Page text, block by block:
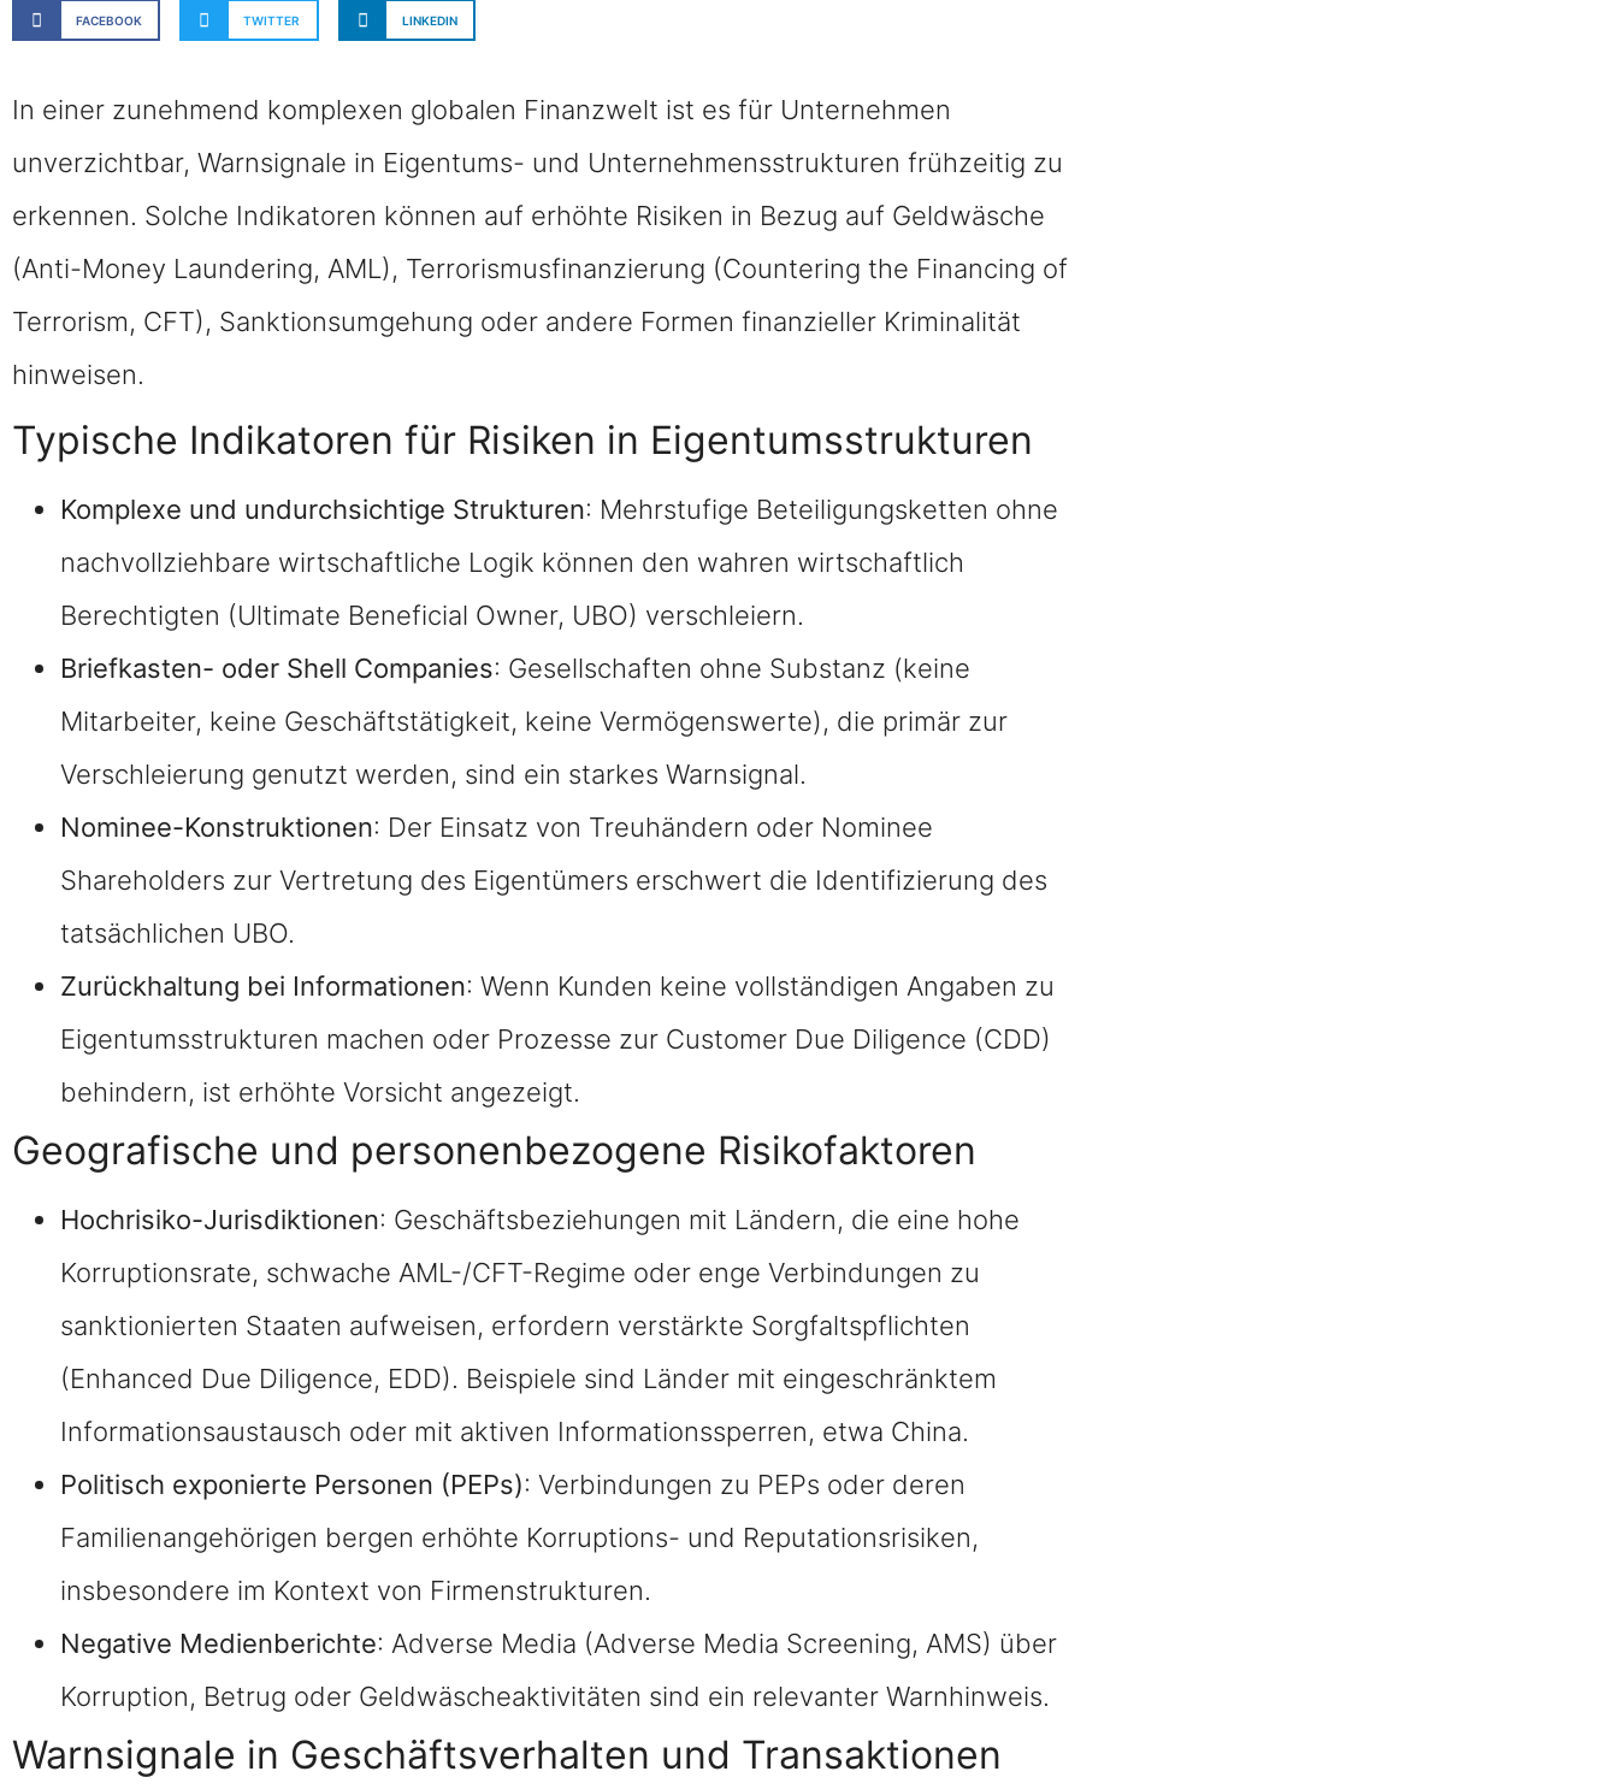
FACEBOOK TWITTER LINKEDIN
In einer zunehmend komplexen globalen Finanzwelt ist es für Unternehmen
unverzichtbar, Warnsignale in Eigentums- und Unternehmensstrukturen frühzeitig zu
erkennen. Solche Indikatoren können auf erhöhte Risiken in Bezug auf Geldwäsche
(Anti-Money Laundering, AML), Terrorismusfinanzierung (Countering the Financing of
Terrorism, CFT), Sanktionsumgehung oder andere Formen finanzieller Kriminalität
hinweisen.
Typische Indikatoren für Risiken in Eigentumsstrukturen
Komplexe und undurchsichtige Strukturen: Mehrstufige Beteiligungsketten ohne
nachvollziehbare wirtschaftliche Logik können den wahren wirtschaftlich
Berechtigten (Ultimate Beneficial Owner, UBO) verschleiern.
Briefkasten- oder Shell Companies: Gesellschaften ohne Substanz (keine
Mitarbeiter, keine Geschäftstätigkeit, keine Vermögenswerte), die primär zur
Verschleierung genutzt werden, sind ein starkes Warnsignal.
Nominee-Konstruktionen: Der Einsatz von Treuhändern oder Nominee
Shareholders zur Vertretung des Eigentümers erschwert die Identifizierung des
tatsächlichen UBO.
Zurückhaltung bei Informationen: Wenn Kunden keine vollständigen Angaben zu
Eigentumsstrukturen machen oder Prozesse zur Customer Due Diligence (CDD)
behindern, ist erhöhte Vorsicht angezeigt.
Geografische und personenbezogene Risikofaktoren
Hochrisiko-Jurisdiktionen: Geschäftsbeziehungen mit Ländern, die eine hohe
Korruptionsrate, schwache AML-/CFT-Regime oder enge Verbindungen zu
sanktionierten Staaten aufweisen, erfordern verstärkte Sorgfaltspflichten
(Enhanced Due Diligence, EDD). Beispiele sind Länder mit eingeschränktem
Informationsaustausch oder mit aktiven Informationssperren, etwa China.
Politisch exponierte Personen (PEPs): Verbindungen zu PEPs oder deren
Familienangehörigen bergen erhöhte Korruptions- und Reputationsrisiken,
insbesondere im Kontext von Firmenstrukturen.
Negative Medienberichte: Adverse Media (Adverse Media Screening, AMS) über
Korruption, Betrug oder Geldwäscheaktivitäten sind ein relevanter Warnhinweis.
Warnsignale in Geschäftsverhalten und Transaktionen